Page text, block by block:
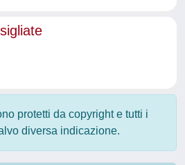
protetti da copyright e tutti i
diversa indicazione.